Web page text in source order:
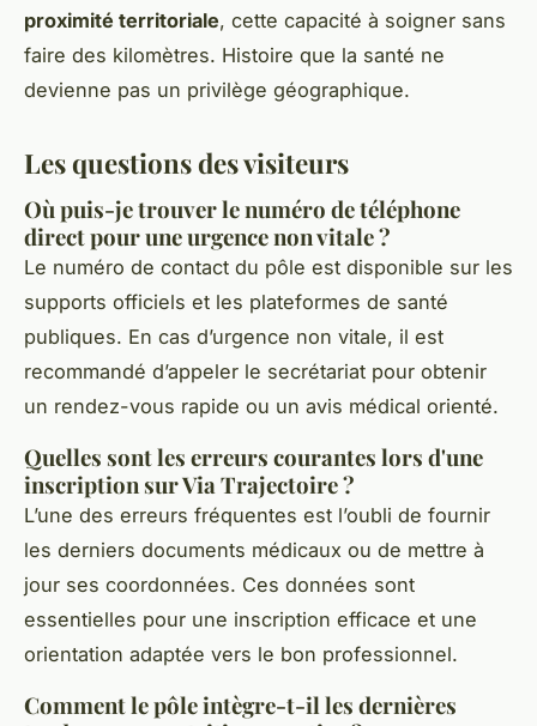
proximité territoriale, cette capacité à soigner sans
faire des kilomètres. Histoire que la santé ne
devienne pas un privilège géographique.
Les questions des visiteurs
Où puis-je trouver le numéro de téléphone
direct pour une urgence non vitale ?
Le numéro de contact du pôle est disponible sur les
supports officiels et les plateformes de santé
publiques. En cas d’urgence non vitale, il est
recommandé d’appeler le secrétariat pour obtenir
un rendez-vous rapide ou un avis médical orienté.
Quelles sont les erreurs courantes lors d'une
inscription sur Via Trajectoire ?
L’une des erreurs fréquentes est l’oubli de fournir
les derniers documents médicaux ou de mettre à
jour ses coordonnées. Ces données sont
essentielles pour une inscription efficace et une
orientation adaptée vers le bon professionnel.
Comment le pôle intègre-t-il les dernières